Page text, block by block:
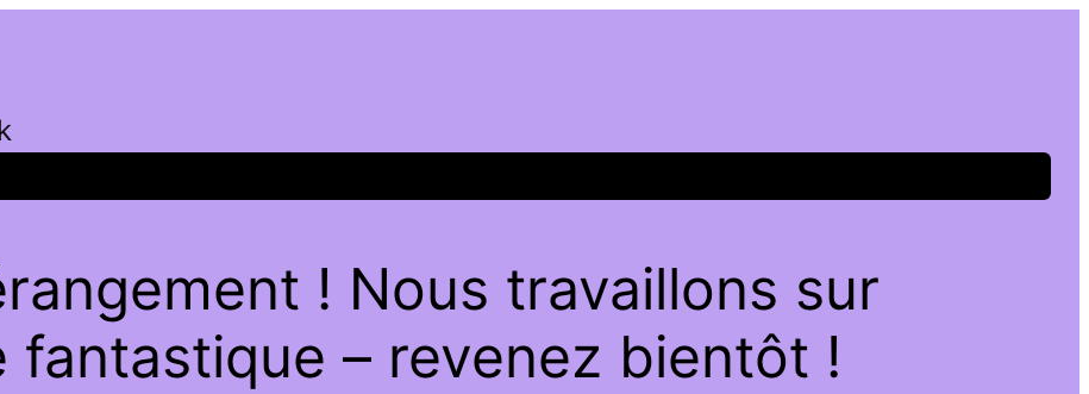
! Nous travaillons sur
fantastique – revenez bientôt !